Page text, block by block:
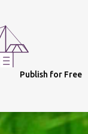
Publish for Free